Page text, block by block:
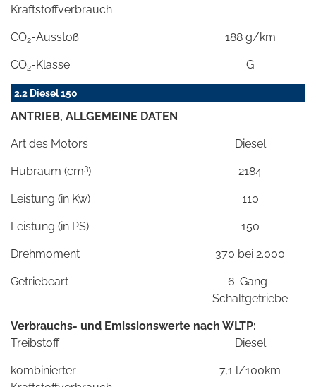
Kraftstoffverbrauch
CO2-Ausstoß 188 g/km
CO2-Klasse G
2.2 Diesel 150
ANTRIEB, ALLGEMEINE DATEN
Art des Motors Diesel
Hubraum (cm3) 2184
Leistung (in Kw) 110
Leistung (in PS) 150
Drehmoment 370 bei 2.000
Getriebeart
6-Gang-
Schaltgetriebe
Verbrauchs- und Emissionswerte nach WLTP:
Treibstoff
Diesel
kombinierter
7,1 l/100km